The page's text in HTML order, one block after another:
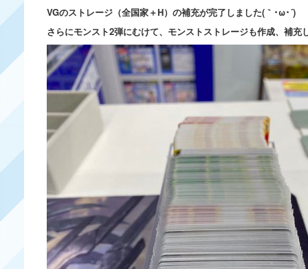
VGのストレージ（全国家＋H）の補充が完了しました(｀･ω･´)ゞ
さらにモンスト2弾にむけて、モンストストレージも作成、補充